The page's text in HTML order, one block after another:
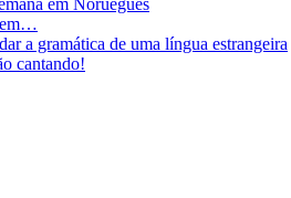
em…
a gramática de uma língua estrangeira
cantando!